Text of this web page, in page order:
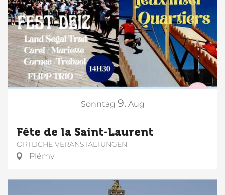
Sonntag 9. Aug
Fête de la Saint-Laurent
ÖRTLICHE VERANSTALTUNGEN
Plémy